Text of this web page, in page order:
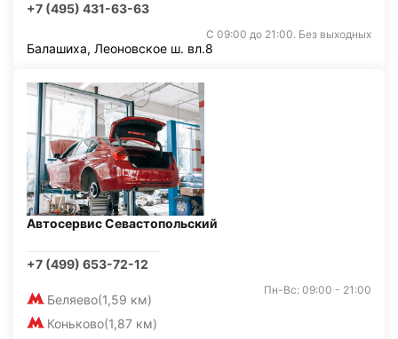
+7 (495) 431-63-63
С 09:00 до 21:00. Без выходных
Балашиха, Леоновское ш. вл.8
Автосервис Севастопольский
+7 (499) 653-72-12
Беляево(1,59 км)
Коньково(1,87 км)
Пн-Вс: 09:00 - 21:00